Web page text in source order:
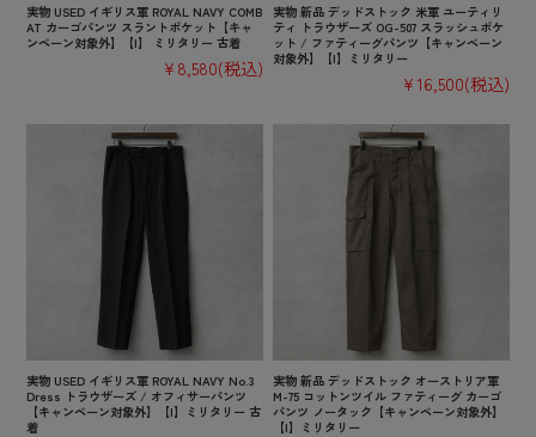
実物 USED イギリス軍 ROYAL NAVY COMB
AT カーゴパンツ スラントポケット【キャ
ンペーン対象外】【I】 ミリタリー 古着
¥8,580(税込)
実物 新品 デッドストック 米軍 ユーティリ
ティ トラウザーズ OG-507 スラッシュポケ
ット / ファティーグパンツ【キャンペーン
対象外】【I】ミリタリー
¥16,500(税込)
実物 USED イギリス軍 ROYAL NAVY No.3
Dress トラウザーズ / オフィサーパンツ
【キャンペーン対象外】【I】ミリタリー 古
着
実物 新品 デッドストック オーストリア軍
M-75 コットンツイル ファティーグ カーゴ
パンツ ノータック【キャンペーン対象外】
【I】ミリタリー